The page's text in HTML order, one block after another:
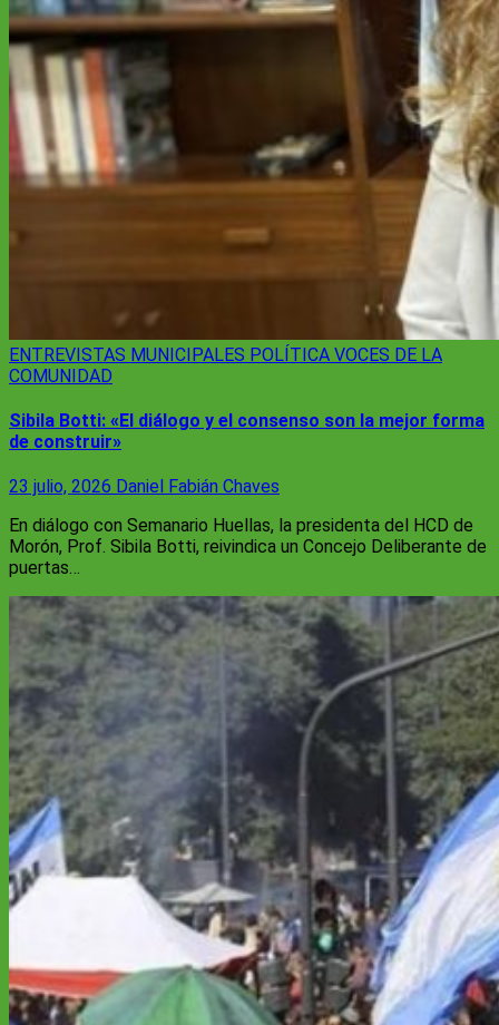
ENTREVISTAS MUNICIPALES POLÍTICA VOCES DE LA
COMUNIDAD
Sibila Botti: «El diálogo y el consenso son la mejor forma
de construir»
23 julio, 2026 Daniel Fabián Chaves
En diálogo con Semanario Huellas, la presidenta del HCD de
Morón, Prof. Sibila Botti, reivindica un Concejo Deliberante de
puertas…